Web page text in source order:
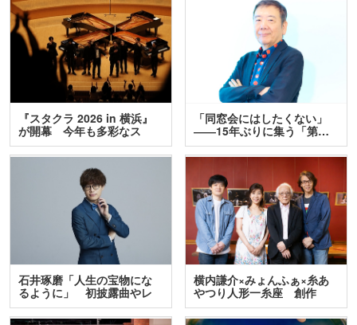
『スタクラ 2026 in 横浜』
が開幕 今年も多彩なス
テ…
「同窓会にはしたくない」
――15年ぶりに集う「第…
石井琢磨「人生の宝物にな
るように」 初披露曲やレ
ア…
横内謙介×みょんふぁ×糸あ
やつり人形一糸座 創作
人…